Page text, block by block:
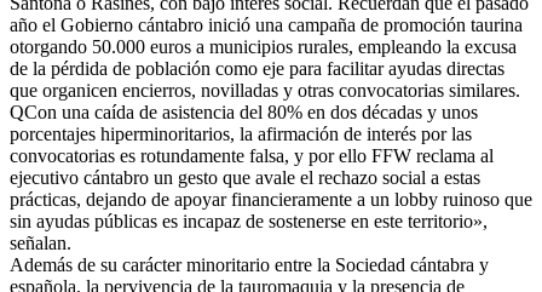
año el Gobierno cántabro inició una campaña de promoción taurina
otorgando 50.000 euros a municipios rurales, empleando la excusa
de la pérdida de población como eje para facilitar ayudas directas
que organicen encierros, novilladas y otras convocatorias similares.
QCon una caída de asistencia del 80% en dos décadas y unos
porcentajes hiperminoritarios, la afirmación de interés por las
convocatorias es rotundamente falsa, y por ello FFW reclama al
ejecutivo cántabro un gesto que avale el rechazo social a estas
prácticas, dejando de apoyar financieramente a un lobby ruinoso que
sin ayudas públicas es incapaz de sostenerse en este territorio»,
señalan.
Además de su carácter minoritario entre la Sociedad cántabra y
española, la pervivencia de la tauromaquia y la presencia de